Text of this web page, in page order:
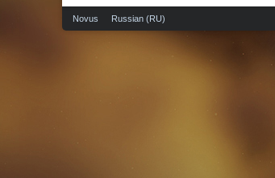
Novus Russian (RU)